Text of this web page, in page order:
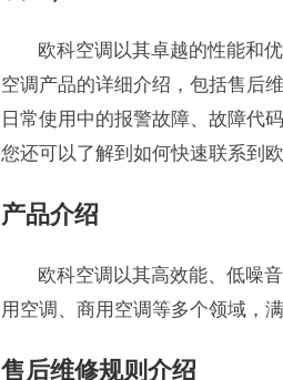
欧科空调以其卓越的性能和
空调产品的详细介绍，包括售后
日常使用中的报警故障、故障代
您还可以了解到如何快速联系到
产品介绍
欧科空调以其高效能、低噪
用空调、商用空调等多个领域，
售后维修规则介绍